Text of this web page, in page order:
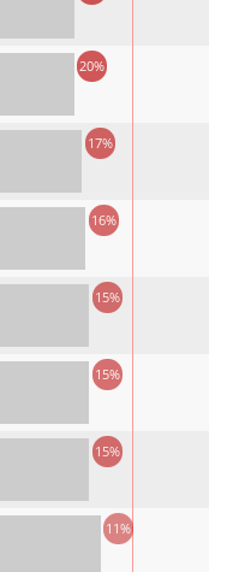
20%
17%
16%
15%
15%
15%
11%